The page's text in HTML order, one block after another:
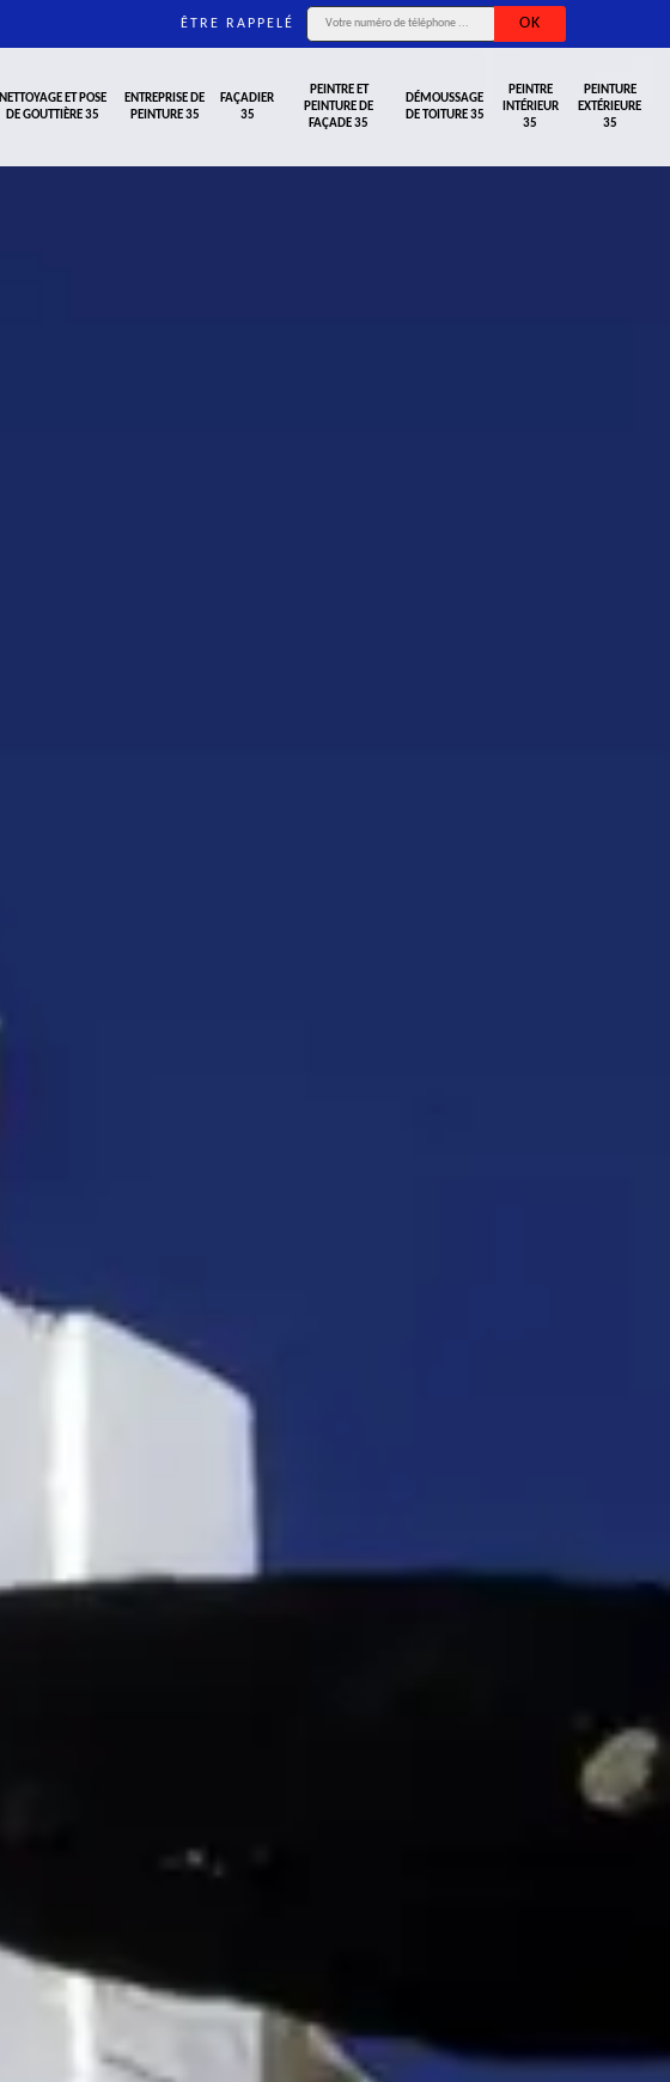
ÊTRE RAPPELÉ
NETTOYAGE ET POSE
DE GOUTTIÈRE 35
ENTREPRISE DE
PEINTURE 35
FAÇADIER
35
PEINTRE ET
PEINTURE DE
FAÇADE 35
DÉMOUSSAGE
DE TOITURE 35
PEINTRE
INTÉRIEUR
35
PEINTURE
EXTÉRIEURE
35